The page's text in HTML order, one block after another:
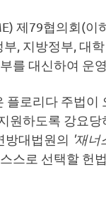
제79협의회(이
, 지방정부, 대
를 대신하여 운
플로리다 주법이
원하도록 강요당
방대법원의 '재너
스로 선택할 헌